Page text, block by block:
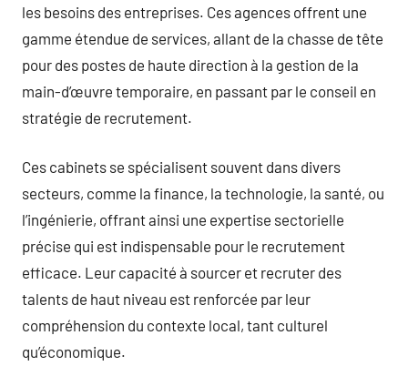
les besoins des entreprises. Ces agences offrent une
gamme étendue de services, allant de la chasse de tête
pour des postes de haute direction à la gestion de la
main-d’œuvre temporaire, en passant par le conseil en
stratégie de recrutement.
Ces cabinets se spécialisent souvent dans divers
secteurs, comme la finance, la technologie, la santé, ou
l’ingénierie, offrant ainsi une expertise sectorielle
précise qui est indispensable pour le recrutement
efficace. Leur capacité à sourcer et recruter des
talents de haut niveau est renforcée par leur
compréhension du contexte local, tant culturel
qu’économique.